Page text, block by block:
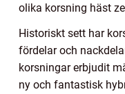
olika korsning häst
Historiskt sett har
fördelar och
korsningar erbjudit
ny och fantastisk